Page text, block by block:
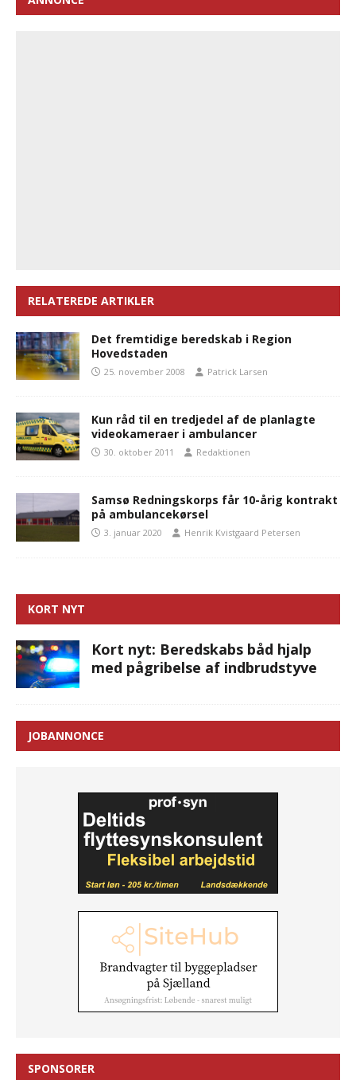
RELATEREDE ARTIKLER
Det fremtidige beredskab i Region
Hovedstaden
25. november 2008 Patrick Larsen
Kun råd til en tredjedel af de planlagte
videokameraer i ambulancer
30. oktober 2011 Redaktionen
Samsø Redningskorps får 10-årig kontrakt
på ambulancekørsel
3. januar 2020 Henrik Kvistgaard Petersen
KORT NYT
Kort nyt: Beredskabs båd hjalp
med pågribelse af indbrudstyve
JOBANNONCE
SPONSORER